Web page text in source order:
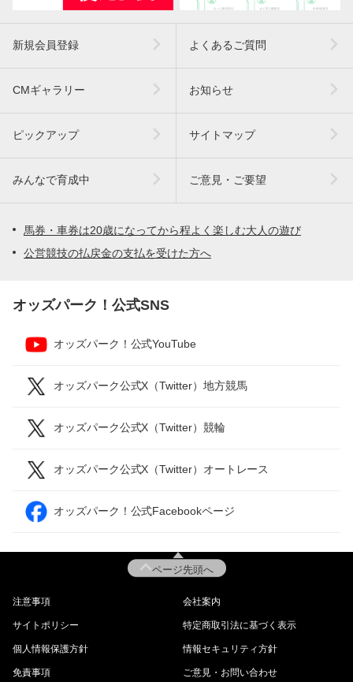
新規会員登録 よくあるご質問
CMギャラリー お知らせ
ピックアップ サイトマップ
みんなで育成中 ご意見・ご要望
馬券・車券は20歳になってから程よく楽しむ大人の遊び
公営競技の払戻金の支払を受けた方へ
オッズパーク！公式SNS
オッズパーク！公式YouTube
オッズパーク公式X（Twitter）地方競馬
オッズパーク公式X（Twitter）競輪
オッズパーク公式X（Twitter）オートレース
オッズパーク！公式Facebookページ
ページ先頭へ
注意事項 会社案内
サイトポリシー 特定商取引法に基づく表示
個人情報保護方針 情報セキュリティ方針
免責事項 ご意見・お問い合わせ